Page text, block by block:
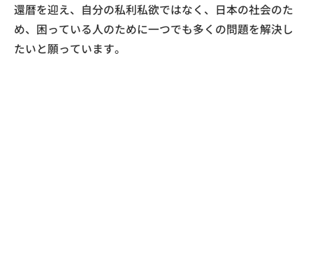
還暦を迎え、自分の私利私欲ではなく、日本の社会のた
め、困っている人のために一つでも多くの問題を解決し
たいと願っています。